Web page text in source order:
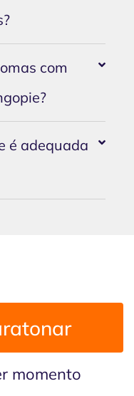
com
é adequada
momento